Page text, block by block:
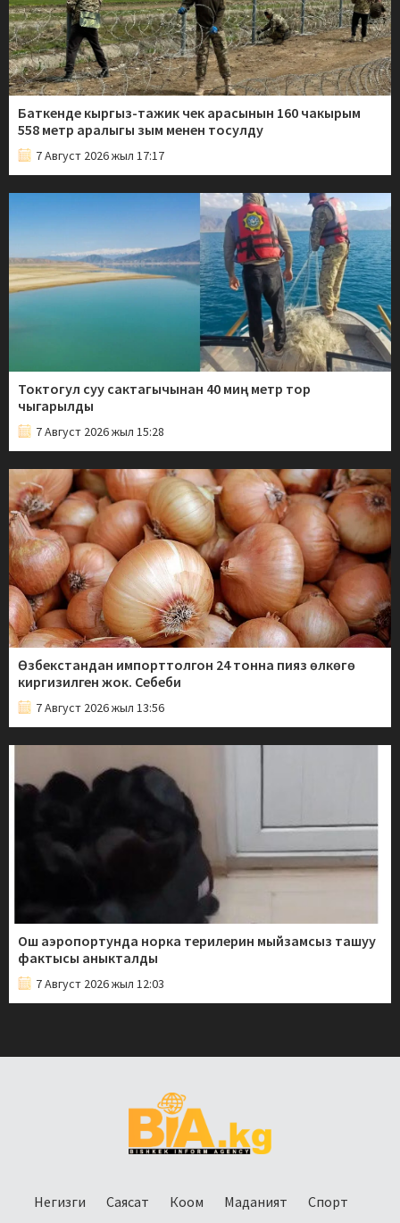
Баткенде кыргыз-тажик чек арасынын 160 чакырым
558 метр аралыгы зым менен тосулду
7 Август 2026 жыл 17:17
Токтогул суу сактагычынан 40 миң метр тор
чыгарылды
7 Август 2026 жыл 15:28
Өзбекстандан импорттолгон 24 тонна пияз өлкөгө
киргизилген жок. Себеби
7 Август 2026 жыл 13:56
Ош аэропортунда норка терилерин мыйзамсыз ташуу
фактысы аныкталды
7 Август 2026 жыл 12:03
Негизги Саясат Коом Маданият Спорт